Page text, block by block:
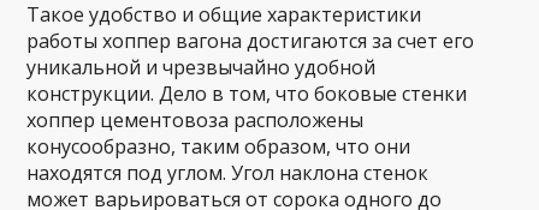
Такое удобство и общие характеристики
работы хоппер вагона достигаются за счет его
уникальной и чрезвычайно удобной
конструкции. Дело в том, что боковые стенки
хоппер цементовоза расположены
конусообразно, таким образом, что они
находятся под углом. Угол наклона стенок
может варьироваться от сорока одного до